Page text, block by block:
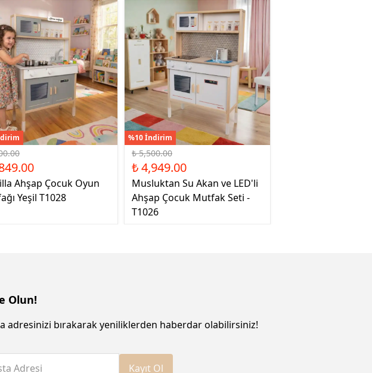
Ahşap Çocuk Oyun
Yeşil T1028
%10 İndirim
₺ 5,500.00
₺ 4,949.00
Musluktan Su Akan ve LED'li
Ahşap Çocuk Mutfak Seti -
T1026
Olun!
adresinizi bırakarak yeniliklerden haberdar olabilirsiniz!
Adresi Kayıt Ol